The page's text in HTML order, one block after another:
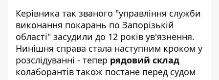
Керівника так званого "управління служби
виконання покарань по Запорізькій
області" засудили до 12 років ув'язнення.
Нинішня справа стала наступним кроком у
розслідуванні - тепер рядовий склад
колаборантів також постане перед судом